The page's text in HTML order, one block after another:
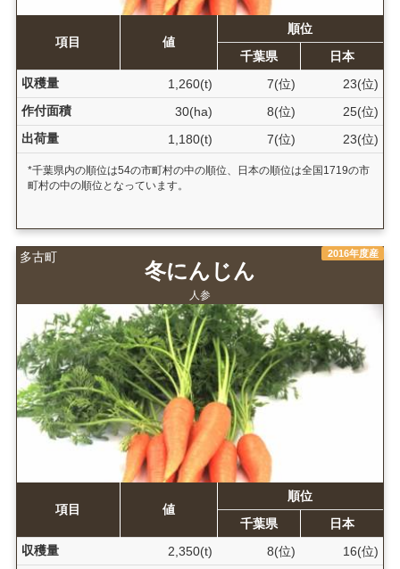
項目 値
順位
千葉県
日本
収穫量
1,260(t) 7(位)
23(位)
作付面積
30(ha) 8(位)
25(位)
出荷量
1,180(t) 7(位) 23(位)
*千葉県内の順位は54の市町村の中の順位、日本の順位は全国1719の市
町村の中の順位となっています。
多古町 2016年度産
冬にんじん
人参
項目 値
順位
千葉県
日本
収穫量
2,350(t) 8(位)
16(位)